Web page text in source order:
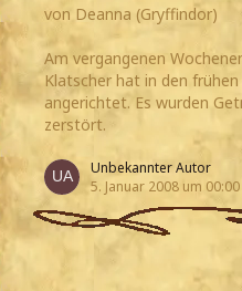
von Deanna (Gryffindor)
Am vergangenen
Klatscher hat in den
angerichtet. Es wurden
zerstört.
Unbekannter Autor
5. Januar 2008 um 00:00